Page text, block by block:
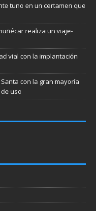
tuno en un certamen que
realiza un viaje-
vial con la implantación
con la gran mayoría
uso